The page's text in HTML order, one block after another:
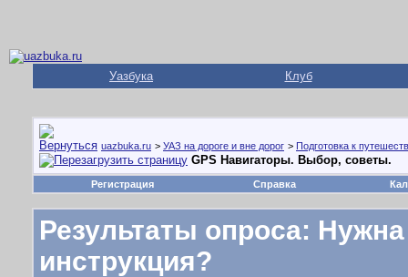
Уазбука Клуб
uazbuka.ru > УАЗ на дороге и вне дорог > Подготовка к
GPS Навигаторы. Выбор, советы.
Регистрация Справка
Результаты опроса:
инструкция?